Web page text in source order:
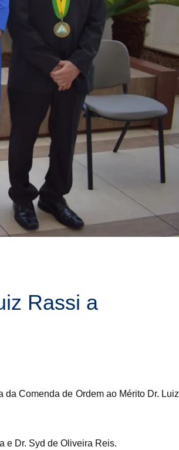
Rassi a
Comenda de Ordem ao Mérito Dr. Luiz
e Dr. Syd de Oliveira Reis.